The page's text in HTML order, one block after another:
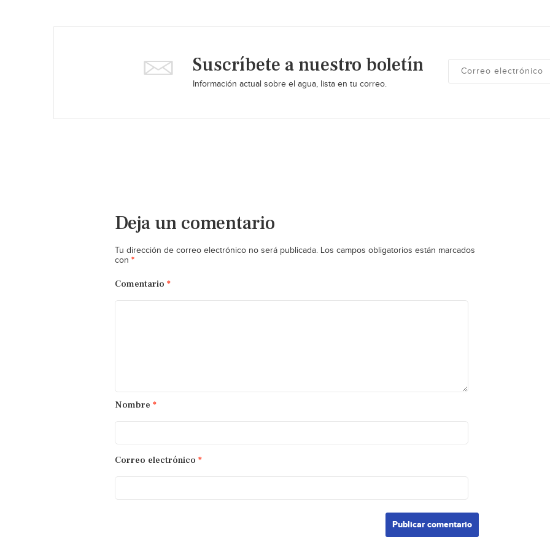
Suscríbete a nuestro boletín
Información actual sobre el agua, lista en tu correo.
Deja un comentario
Tu dirección de correo electrónico no será publicada. Los campos obligatorios están marcados
con *
Comentario *
Nombre *
Correo electrónico *